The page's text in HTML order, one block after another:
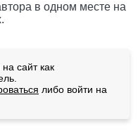
в одном месте на
сайт как
либо войти на